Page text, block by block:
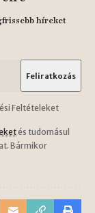
híreket
Feltételeket
és tudomásul
Bármikor